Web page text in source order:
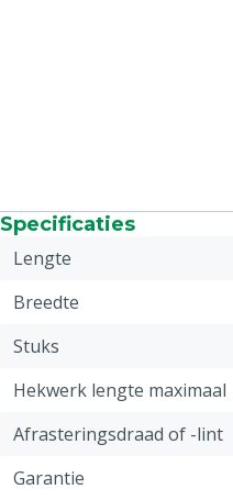
Specificaties
Lengte
Breedte
Stuks
Hekwerk lengte maximaal
Afrasteringsdraad of -lint
Garantie